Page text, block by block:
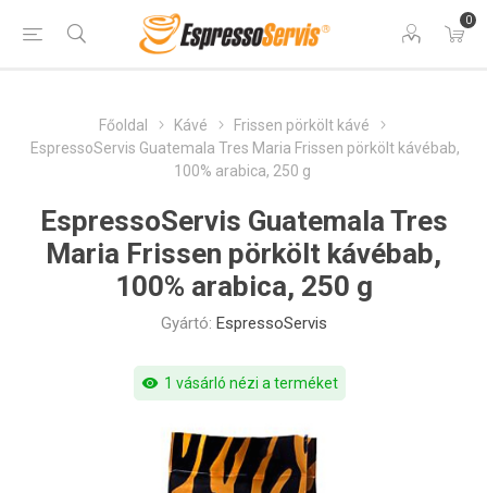
0
Főoldal Kávé
Frissen pörkölt kávé
EspressoServis Guatemala Tres Maria Frissen pörkölt kávébab,
100% arabica, 250 g
EspressoServis Guatemala Tres
Maria Frissen pörkölt kávébab,
100% arabica, 250 g
Gyártó: EspressoServis
visibility 1 vásárló nézi a terméket